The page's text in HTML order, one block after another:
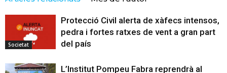
Societat
Protecció Civil alerta de xàfecs intensos,
pedra i fortes ratxes de vent a gran part
del país
L’Institut Pompeu Fabra reprendrà al